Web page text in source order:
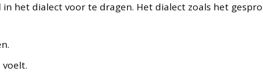
het dialect voor te dragen. Het dialect zoals het